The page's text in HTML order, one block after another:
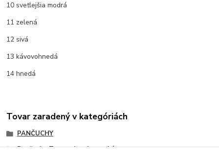
10 svetlejšia modrá
11 zelená
12 sivá
13 kávovohnedá
14 hnedá
Tovar zaradený v kategóriách
PANČUCHY
Pančuchy Tatrasvit -slovenské